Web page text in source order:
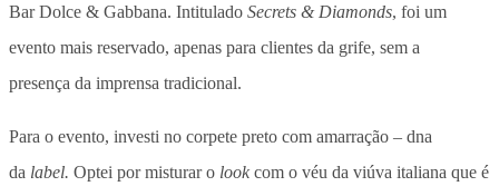
Bar Dolce & Gabbana. Intitulado Secrets & Diamonds, foi um
evento mais reservado, apenas para clientes da grife, sem a
presença da imprensa tradicional.
Para o evento, investi no corpete preto com amarração – dna
da label. Optei por misturar o look com o véu da viúva italiana que é